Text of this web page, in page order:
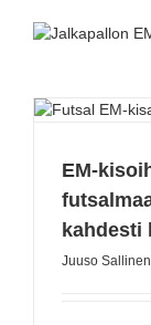
EM-
kahdesti
Juuso Sallinen